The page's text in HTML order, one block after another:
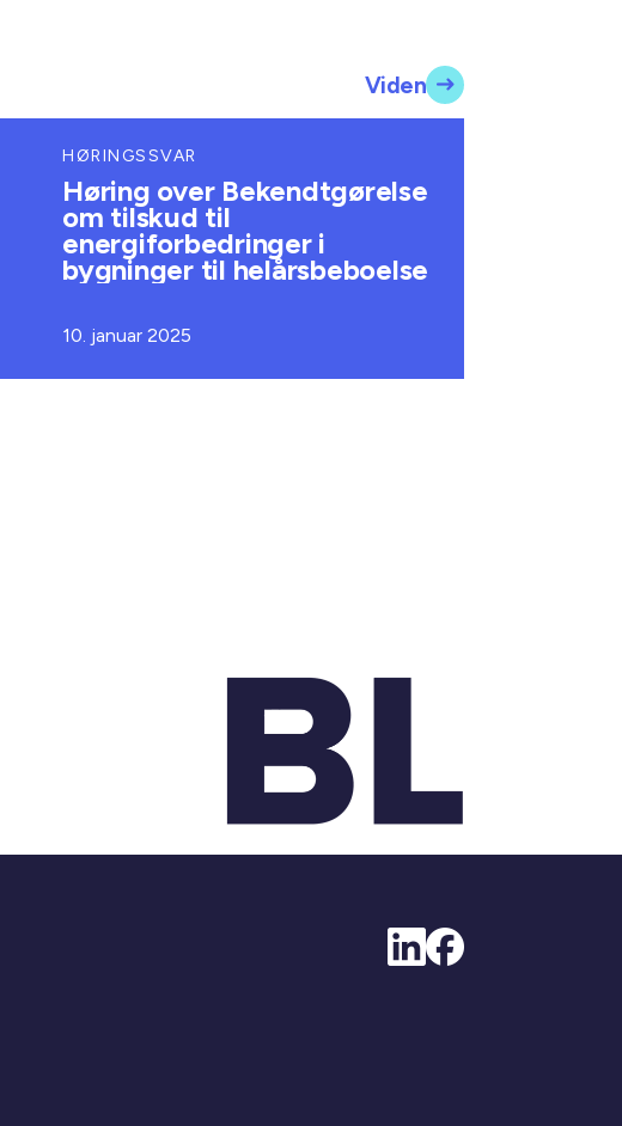
Viden
HØRINGSSVAR
Høring over Bekendtgørelse
om tilskud til
energiforbedringer i
bygninger til helårsbeboelse
10. januar 2025